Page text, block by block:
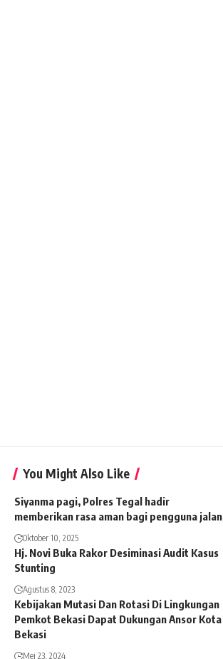
You Might Also Like
Siyanma pagi, Polres Tegal hadir
memberikan rasa aman bagi pengguna jalan
Oktober 10, 2025
Hj. Novi Buka Rakor Desiminasi Audit Kasus
Stunting
Agustus 8, 2023
Kebijakan Mutasi Dan Rotasi Di Lingkungan
Pemkot Bekasi Dapat Dukungan Ansor Kota
Bekasi
Mei 23, 2024